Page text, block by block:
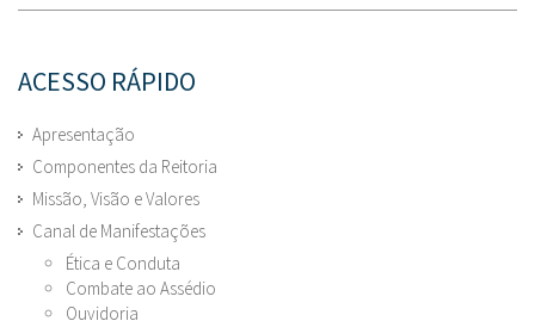
ACESSO RÁPIDO
Apresentação
Componentes da Reitoria
Missão, Visão e Valores
Canal de Manifestações
Ética e Conduta
Combate ao Assédio
Ouvidoria